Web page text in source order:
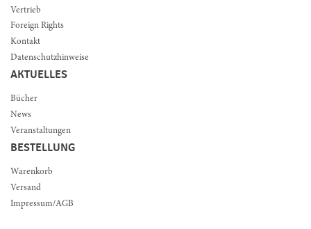
Vertrieb
Foreign Rights
Kontakt
Datenschutzhinweise
AKTUELLES
Bücher
News
Veranstaltungen
BESTELLUNG
Warenkorb
Versand
Impressum/AGB